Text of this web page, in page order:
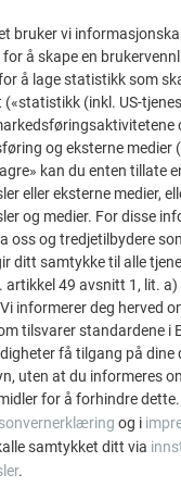
viser hvor
flere
og fasader.
bruker vi
å skape en
å lage statistikk som
(inkl. US-
og eksterne medier
kan du enten tillate
eller eksterne medier,
og medier. For disse
oss og tredjetilbydere
ditt samtykke til alle
49 avsnitt 1, lit. a)
informerer deg herved
tilsvarer standardene i
få tilgang på dine
uten at du informeres
for å forhindre
og i
samtykket ditt via
.